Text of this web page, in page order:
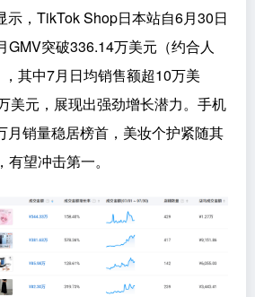
示，TikTok Shop日本站自6月30日
GMV突破336.14万美元（约合人
其中7月日均销售额超10万美
美元，展现出强劲增长潜力。手机
月销量稳居榜首，美妆个护紧随其
望冲击第一。